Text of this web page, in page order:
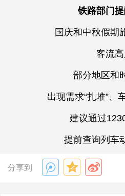
铁路部门
国庆和中秋假期
客流
部分地区和
出现需求“扎堆”、
建议通过
提前查询列车
分享到